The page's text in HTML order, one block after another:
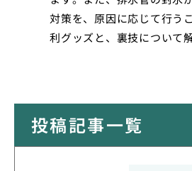
対策を、原因に応じて行う
利グッズと、裏技について
投稿記事一覧